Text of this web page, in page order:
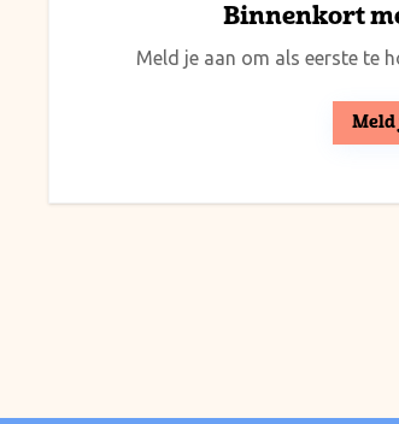
Binnenkort
Meld je aan om als eerste te
Meld